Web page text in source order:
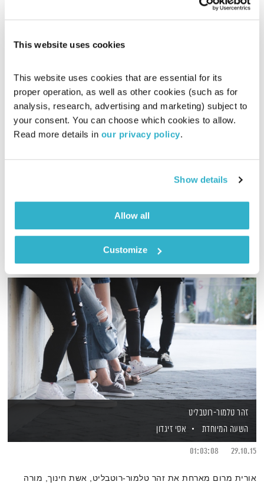
This website uses cookies
This website uses cookies that are essential for its
proper operation, as well as other cookies (such as for
analysis, research, advertising and marketing) subject to
your consent. You can choose which cookies to allow.
Read more details in our privacy policy.
Show details
Allow all
Customize
פרנס בדרך הביתה – 19.1.22
פרנס בדרך הביתה
שמעון פרנס
שיעזרו לכם להוריד הילוך
אודיו
זהר טלמור-רוטבליט
השעה המיוחדת
אסי זיגדון
29.10.15
01:03:08
אורית מרום מארחת את זהר טלמור-רוטבליט, אשת חינוך, מורה